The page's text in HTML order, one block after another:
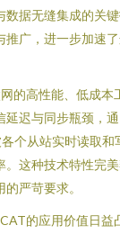
数据无缝集成的关
推广，进一步加速
的高性能、低成本
延迟与同步瓶颈，通
个从站实时读取和
。这种技术特性完
严苛要求。
的应用价值日益